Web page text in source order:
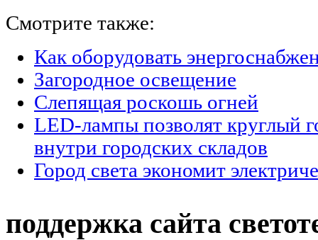
Смотрите также:
Как оборудовать
Загородное освещение
Слепящая роскошь огней
LED-лампы позволят круглый
внутри городских складов
Город света экономит
поддержка сайта